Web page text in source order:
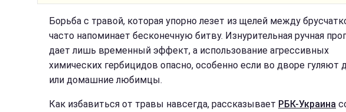
Борьба с травой, которая упорно лезет из щелей между
часто напоминает бесконечную битву. Изнурительная ручная
дает лишь временный эффект, а использование агрессивных
химических гербицидов опасно, особенно если во дворе гуляют
или домашние любимцы.
Как избавиться от травы навсегда, рассказывает РБК-Украина